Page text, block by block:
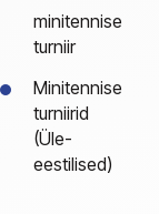
minitennise
turniir
Minitennise
turniirid
(Üle-
eestilised)